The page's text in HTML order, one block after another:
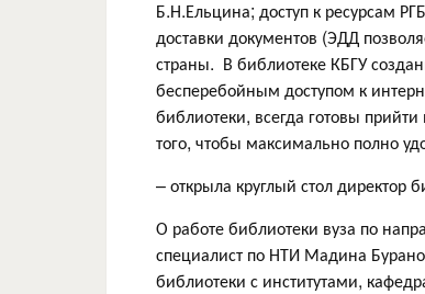
Б.Н.Ельцина; доступ к ресурсам
доставки документов (ЭДД
страны. В библиотеке КБГУ
бесперебойным доступом к
библиотеки, всегда готовы
того, чтобы максимально полно
– открыла круглый стол директор
О работе библиотеки вуза по
специалист по НТИ Мадина
библиотеки с институтами,